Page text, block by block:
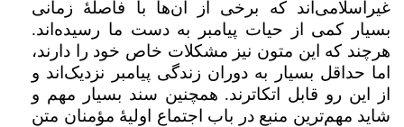
غیراسلامی‌اند که برخی از آن‌ها با فاصلۀ زمانی
بسیار کمی از حیات پیامبر به دست ما رسیده‌اند.
هرچند که این متون نیز مشکلات خاص خود را دارند،
اما حداقل بسیار به دوران زندگی پیامبر نزدیک‌اند و
از این رو قابل اتکاترند. همچنین سند بسیار مهم و
شاید مهم‌ترین منبع در باب اجتماع اولیۀ مؤمنان متن